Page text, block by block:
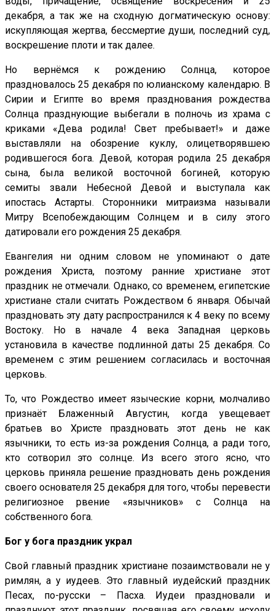
декабря, а так же на сходную догматическую основу:
искупляющая жертва, бессмертие души, последний суд,
воскрешение плоти и так далее.
Но вернёмся к рождению Солнца, которое
праздновалось 25 декабря по юлианскому календарю. В
Сирии и Египте во время празднования рождества
Солнца празднующие выбегали в полночь из храма с
криками «Дева родила! Свет пребывает!» и даже
выставляли на обозрение куклу, олицетворявшею
родившегося бога. Девой, которая родила 25 декабря
сына, была великой восточной богиней, которую
семиты звали Небесной Девой и выступала как
ипостась Астарты. Сторонники митраизма называли
Митру Всепобеждающим Солнцем и в силу этого
датировали его рождения 25 декабря.
Евангелия ни одним словом не упоминают о дате
рождения Христа, поэтому ранние христиане этот
праздник не отмечали. Однако, со временем, египетские
христиане стали считать Рождеством 6 января. Обычай
праздновать эту дату распространился к 4 веку по всему
Востоку. Но в начале 4 века Западная церковь
установила в качестве подлинной даты 25 декабря. Со
временем с этим решением согласилась и восточная
церковь.
То, что Рождество имеет языческие корни, молчаливо
признаёт Блаженный Августин, когда увещевает
братьев во Христе праздновать этот день не как
язычники, то есть из-за рождения Солнца, а ради того,
кто сотворил это солнце. Из всего этого ясно, что
церковь приняла решение праздновать день рождения
своего основателя 25 декабря для того, чтобы перевести
религиозное рвение «язычников» с Солнца на
собственного бога.
Бог у бога праздник украл
Свой главный праздник христиане позаимствовали не у
римлян, а у иудеев. Это главный иудейский праздник
Песах, по-русски – Пасха. Иудеи праздновали и